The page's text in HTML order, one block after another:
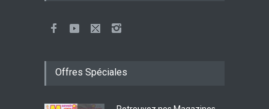
Offres Spéciales